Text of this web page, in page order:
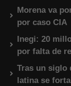
Morena va
por caso CIA
Inegi: 20
por falta de
Tras un siglo
latina se